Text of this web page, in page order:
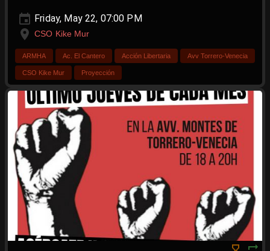
Friday, May 22, 07:00 PM
CSO Kike Mur
ARMHA Ac. El Cantero Acción Libertaria Avv Torrero-Venecia
CSO Kike Mur Proyección